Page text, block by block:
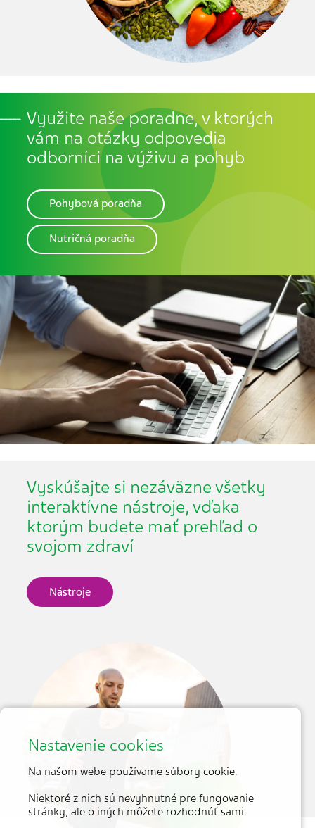
Využite naše poradne, v ktorých
vám na otázky odpovedia
odborníci na výživu a pohyb
Pohybová poradňa
Nutričná poradňa
Vyskúšajte si nezáväzne všetky
interaktívne nástroje, vďaka
ktorým budete mať prehľad o
svojom zdraví
Nástroje
Nastavenie cookies
Na našom webe používame súbory cookie.
Niektoré z nich sú nevyhnutné pre fungovanie
stránky, ale o iných môžete rozhodnúť sami.